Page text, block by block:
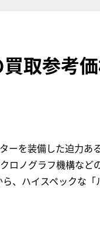
取参考
ーを装備した迫力
ロノグラフ機構な
、ハイスペックな